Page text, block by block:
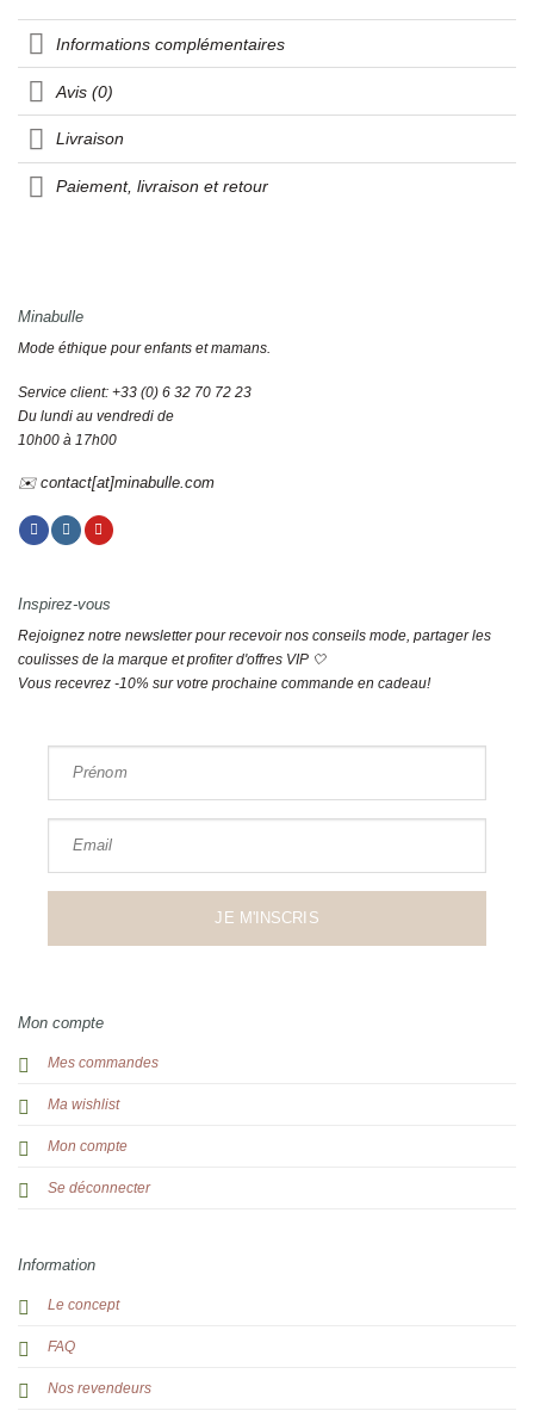
Informations complémentaires
Avis (0)
Livraison
Paiement, livraison et retour
Minabulle
Mode éthique pour enfants et mamans.
Service client: +33 (0) 6 32 70 72 23
Du lundi au vendredi de
10h00 à 17h00
✉️ contact[at]minabulle.com
Mon compte
Mes commandes
Ma wishlist
Mon compte
Se déconnecter
Information
Le concept
FAQ
Nos revendeurs
Inspirez-vous
Rejoignez notre newsletter pour recevoir nos conseils mode, partager les
coulisses de la marque et profiter d'offres VIP 🤍
Vous recevrez -10% sur votre prochaine commande en cadeau!
Prénom
Email
JE M'INSCRIS